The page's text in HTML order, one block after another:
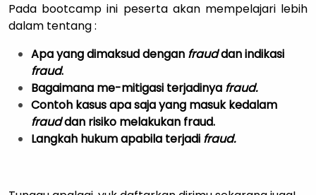
Pada bootcamp ini peserta akan mempelajari lebih
dalam tentang :
Apa yang dimaksud dengan frauddan indikasi
fraud.
Bagaimana me-mitigasi terjadinya fraud.
Contoh kasus apa saja yang masuk kedalam
frauddan risiko melakukan fraud.
Langkah hukum apabila terjadi fraud.